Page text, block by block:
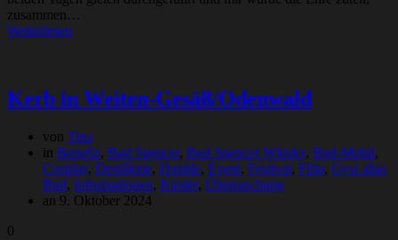
zusammen…
Weiterlesen
Kerb in Weiten-Gesäß/Odenwald
von Tina
in Benefiz, Bud Spencer, Bud Spencer Whisky, Bud-Mobil,
Cosplay, Destillerie, Double, Event, Festival, Film, Gysi alias
Bud, Informationen, Kinder, Überraschung
an 9. Oktober 2024
0